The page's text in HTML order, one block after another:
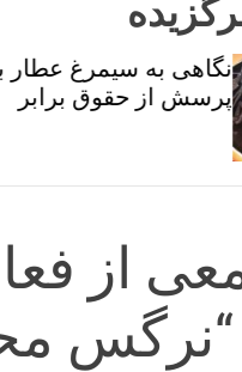
به سیمرغ عطار با
از حقوق برابر
از
“نرگس